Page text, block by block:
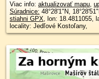
Viac info: aktualizovať mapu,
Súradnice: 48°28'1"N,
stiahni GPX, lon: 18.4811055,
locality: Jedľové Kostoľany,